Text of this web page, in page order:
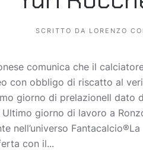
SCRITTO DA LORENZO
comunica che il
con obbligo di riscatto al
giorno di prelazioneIl dato
Ultimo giorno di lavoro a
nell’universo
con il...